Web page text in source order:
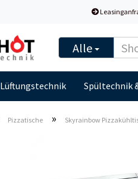
Alle
Lüftungstechnik Spültechnik
Pizzatische » Skyrainbow